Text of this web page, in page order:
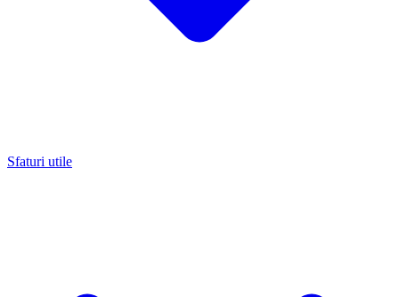
Sfaturi utile